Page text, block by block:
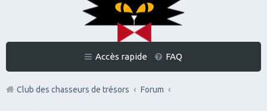
Accès rapide FAQ
Club des chasseurs de trésors Forum